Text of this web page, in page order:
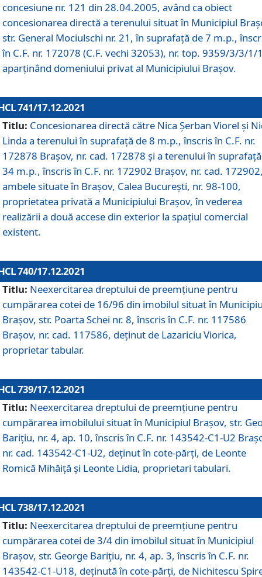
concesiune nr. 121 din 28.04.2005, având ca obiect
concesionarea directă a terenului situat în Municipiul
str. General Mociulschi nr. 21, în suprafață de 7 m.p.,
în C.F. nr. 172078 (C.F. vechi 32053), nr. top. 9359/3/3/1/
aparținând domeniului privat al Municipiului Brașov.
741/17.12.2021
Titlu: Concesionarea directă către Nica Șerban Viorel și
Linda a terenului în suprafață de 8 m.p., înscris în C.F. nr.
172878 Brașov, nr. cad. 172878 și a terenului în
34 m.p., înscris în C.F. nr. 172902 Brașov, nr. cad.
ambele situate în Brașov, Calea București, nr. 98-100,
proprietatea privată a Municipiului Brașov, în vederea
realizării a două accese din exterior la spațiul comercial
existent.
740/17.12.2021
Titlu: Neexercitarea dreptului de preemţiune pentru
cumpărarea cotei de 16/96 din imobilul situat în
Braşov, str. Poarta Schei nr. 8, înscris în C.F. nr. 117586
Brașov, nr. cad. 117586, deținut de Lazariciu Viorica,
proprietar tabular.
739/17.12.2021
Titlu: Neexercitarea dreptului de preemţiune pentru
cumpărarea imobilului situat în Municipiul Braşov, str.
Barițiu, nr. 4, ap. 10, înscris în C.F. nr. 143542-C1-U2
nr. cad. 143542-C1-U2, deținut în cote-părți, de Leonte
Romică Mihăiță și Leonte Lidia, proprietari tabulari.
738/17.12.2021
Titlu: Neexercitarea dreptului de preemţiune pentru
cumpărarea cotei de 3/4 din imobilul situat în Municipiul
Braşov, str. George Barițiu, nr. 4, ap. 3, înscris în C.F. nr.
143542-C1-U18, deținută în cote-părți, de Nichitescu